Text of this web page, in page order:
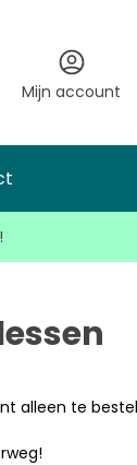
Mijn account
alleen te